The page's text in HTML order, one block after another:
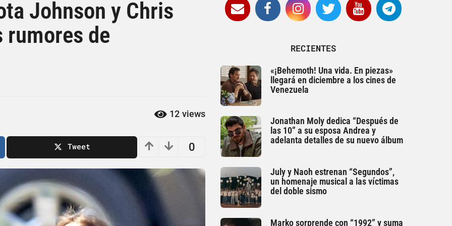
Johnson y Chris
rumores de
12 views
0
Tweet
RECIENTES
«¡Behemoth! Una vida. En piezas»
llegará en diciembre a los cines de
Venezuela
Jonathan Moly dedica “Después de
las 10” a su esposa Andrea y
adelanta detalles de su nuevo álbum
July y Naoh estrenan “Segundos”,
un homenaje musical a las víctimas
del doble sismo
Marko sorprende con “1992” y suma